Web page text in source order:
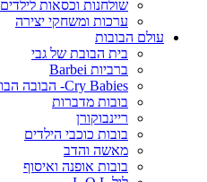
שולחנות וכסאות לילדים
ערכות ומשחקי יצירה
עולם הבובות
בית הבובת של גבי
ברביות Barbei
Cry Babies- הבובה הבוכה
בובות מדברות
ריינבוקורן
בובות כוכבי הילדים
מאשה והדב
בובות אופנה ואיסוף